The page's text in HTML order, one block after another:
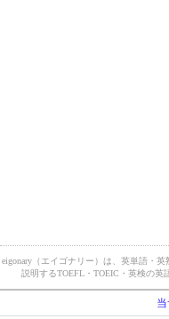
eigonary（エイゴナリー）は、英単語・
説明するTOEFL・TOEIC・英検の英